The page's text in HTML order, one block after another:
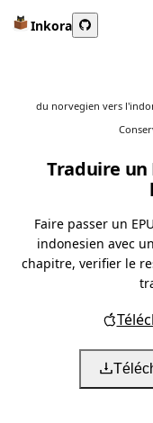
Inkora
du norvegien vers
Traduire un
Faire passer un
indonesien avec
chapitre, verifier le